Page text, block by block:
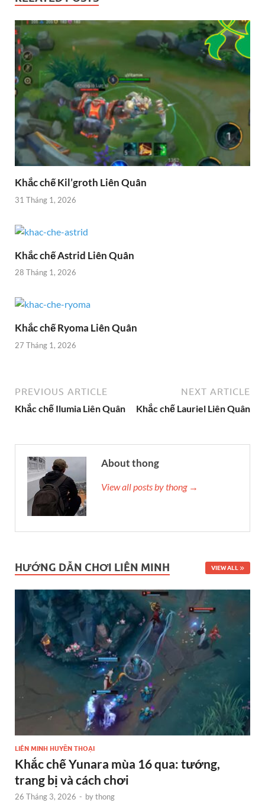
Khắc chế Kil’groth Liên Quân
31 Tháng 1, 2026
Khắc chế Astrid Liên Quân
28 Tháng 1, 2026
Khắc chế Ryoma Liên Quân
27 Tháng 1, 2026
PREVIOUS ARTICLE
Khắc chế Ilumia Liên Quân
NEXT ARTICLE
Khắc chế Lauriel Liên Quân
About thong
View all posts by thong →
HƯỚNG DẪN CHƠI LIÊN MINH VIEW ALL
LIÊN MINH HUYỀN THOẠI
Khắc chế Yunara mùa 16 qua: tướng,
trang bị và cách chơi
26 Tháng 3, 2026 - bythong